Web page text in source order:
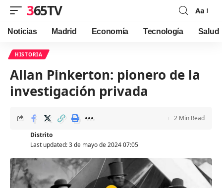
365TV
Font
Resizer
Aa
Noticias Madrid Economía Tecnología Salud
HISTORIA
Allan Pinkerton: pionero de la
investigación privada
Last updated: 3 de mayo de 2024 07:05
Distrito
2 Min Read